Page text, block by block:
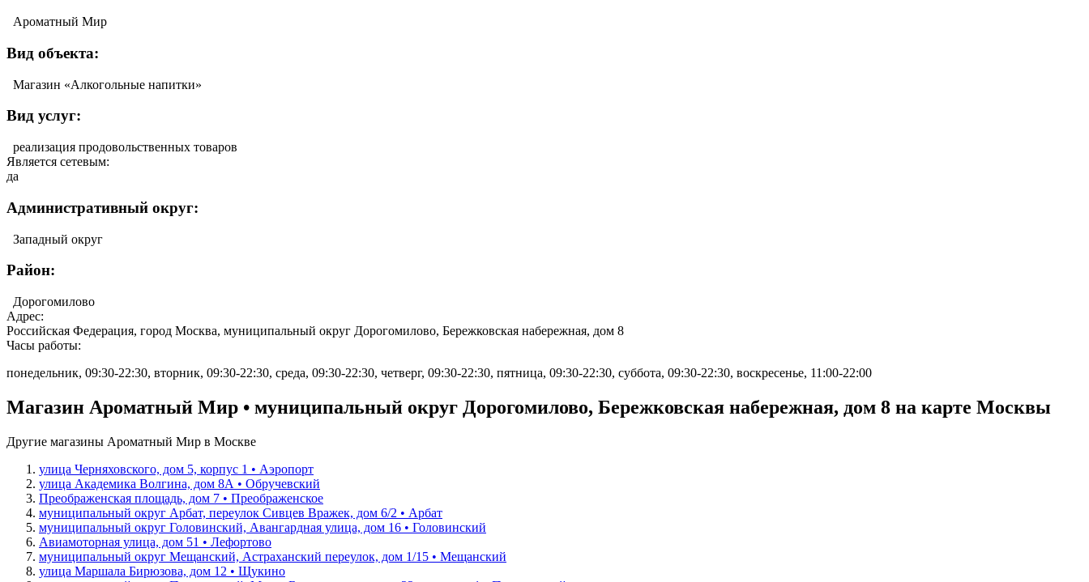
Ароматный Мир
Вид объекта:
Магазин «Алкогольные напитки»
Вид услуг:
реализация продовольственных товаров
Является сетевым:
да
Административный округ:
Западный округ
Район:
Дорогомилово
Адрес:
Российская Федерация, город Москва, муниципальный округ Дорогомилово, Бережковская набережная, дом 8
Часы работы:
понедельник, 09:30-22:30, вторник, 09:30-22:30, среда, 09:30-22:30, четверг, 09:30-22:30, пятница, 09:30-22:30, суббота, 09:30-22:30, воскресенье, 11:00-22:00
Магазин Ароматный Мир • муниципальный округ Дорогомилово, Бережковская набережная, дом 8 на карте Москвы
Другие магазины Ароматный Мир в Москве
улица Черняховского, дом 5, корпус 1 • Аэропорт
улица Академика Волгина, дом 8А • Обручевский
Преображенская площадь, дом 7 • Преображенское
муниципальный округ Арбат, переулок Сивцев Вражек, дом 6/2 • Арбат
муниципальный округ Головинский, Авангардная улица, дом 16 • Головинский
Авиамоторная улица, дом 51 • Лефортово
муниципальный округ Мещанский, Астраханский переулок, дом 1/15 • Мещанский
улица Маршала Бирюзова, дом 12 • Щукино